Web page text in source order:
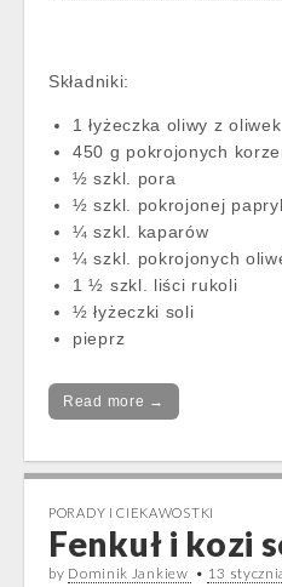
Składniki:
1 łyżeczka oliwy z oliwek
450 g pokrojonych
½ szkl. pora
½ szkl. pokrojonej
¼ szkl. kaparów
¼ szkl. pokrojonych
1 ½ szkl. liści rukoli
½ łyżeczki soli
pieprz
Read more →
PORADY I CIEKAWOSTKI
Fenkuł i kozi
by Dominik Jankiew • 13